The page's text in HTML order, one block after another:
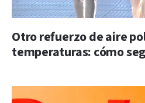
Otro refuerzo de aire
temperaturas: cómo